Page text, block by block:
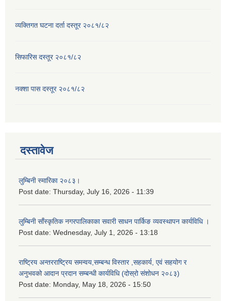
व्यक्तिगत घटना दर्ता दस्तूर २०८१/८२
सिफारिस दस्तूर २०८१/८२
नक्शा पास दस्तूर २०८१/८२
दस्तावेज
लुम्बिनी स्मारिका २०८३।
Post date: Thursday, July 16, 2026 - 11:39
लुम्बिनी साँस्कृतिक नगरपालिकाका सवारी साधन पार्किङ व्यवस्थापन कार्यविधि ।
Post date: Wednesday, July 1, 2026 - 13:18
राष्ट्रिय अन्तरराष्ट्रिय समन्वय,सम्बन्ध विस्तार ,सहकार्य, एवं सहयोग र
अनुभवको आदान प्रदान सम्बन्धी कार्यविधि (दोस्रो संशोधन २०८३)
Post date: Monday, May 18, 2026 - 15:50